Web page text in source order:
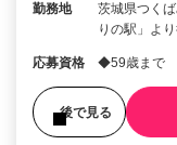
勤務地
茨城県つく
りの駅」よ
応募資格 ◆59歳まで
後で見る